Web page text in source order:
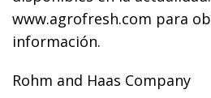
www.agrofresh.com para
información.
Rohm and Haas Company